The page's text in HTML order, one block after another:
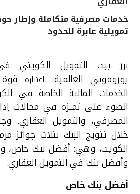
أدوات وخدمات
خدمات ما بعد البيع
اتصل بنا
مواقع الفروع وأجهزة الصرف الآلي
ألمانيا
ماليزيا
خدمات مصرفية متكاملة وإطار
تمويلية عابرة للحدود
برز بيت التمويل الكويتي
يوروموني العالمية باعتباره
الخدمات المالية الخاصة في
الضوء على تميزه في مجالات
المصرفي، والتمويل العقاري.
خلال تتويج البنك بثلاث
الكويت، وهي: أفضل بنك خاص،
وأفضل بنك في التمويل العقاري.
أفضل بنك خاص